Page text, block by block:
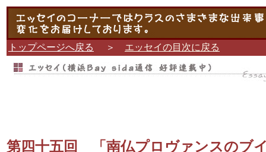
トップページへ戻る ＞ エッセイの目次に戻る
第四十五回 「南仏プロヴァンスのブ